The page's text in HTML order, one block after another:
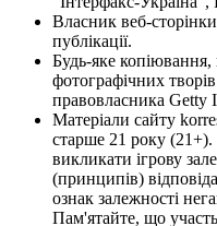
Власник веб-
публікації.
Будь-яке копіювання,
фотографічних творів
правовласника Getty
Матеріали сайту
старше 21 року (21+).
викликати ігрову
(принципів)
ознак залежності
Пам'ятайте, що